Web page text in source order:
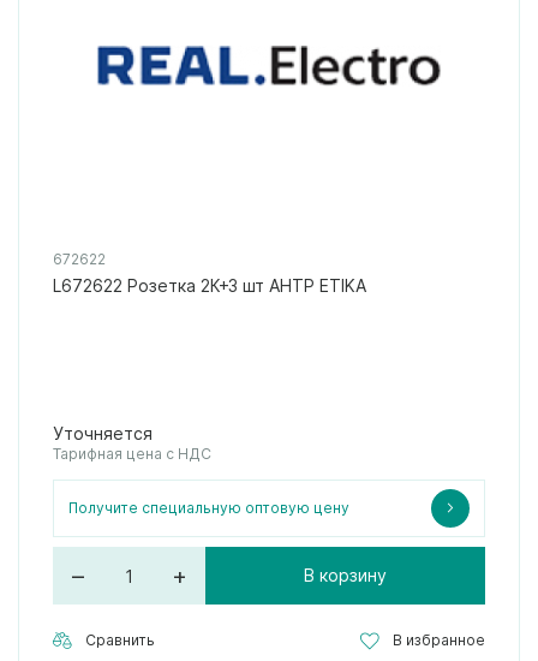
672622
L672622 Розетка 2К+З шт АНТР ETIKA
Уточняется
Тарифная цена с НДС
Получите специальную оптовую цену
– + В корзину
Сравнить В избранное